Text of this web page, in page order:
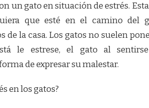
un gato en situación de estrés.
que esté en el camino del
de la casa. Los gatos no suelen
le estrese, el gato al
de expresar su malestar.
en los gatos?